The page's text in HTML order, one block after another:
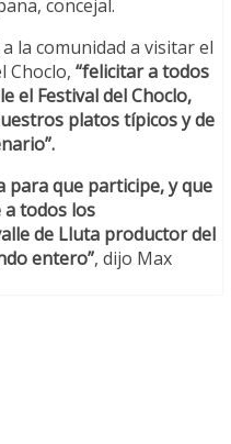
concejal.
la comunidad a visitar el
Choclo, “felicitar a todos
el Festival del Choclo,
platos típicos y de
para que participe, y que
a todos los
de Lluta productor del
entero”, dijo Max